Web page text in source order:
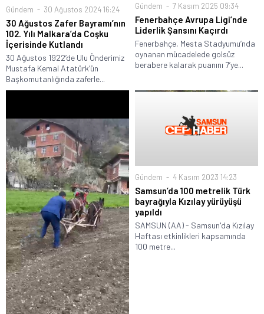
Gündem 30 Ağustos 2024 16:24
30 Ağustos Zafer Bayramı’nın
102. Yılı Malkara’da Coşku
İçerisinde Kutlandı
30 Ağustos 1922’de Ulu Önderimiz
Mustafa Kemal Atatürk’ün
Başkomutanlığında zaferle...
Gündem 7 Kasım 2025 09:34
Fenerbahçe Avrupa Ligi’nde
Liderlik Şansını Kaçırdı
Fenerbahçe, Mesta Stadyumu’nda
oynanan mücadelede golsüz
berabere kalarak puanını 7’ye...
Gündem 4 Kasım 2023 14:23
Samsun’da 100 metrelik Türk
bayrağıyla Kızılay yürüyüşü
yapıldı
SAMSUN (AA) - Samsun'da Kızılay
Haftası etkinlikleri kapsamında
100 metre...